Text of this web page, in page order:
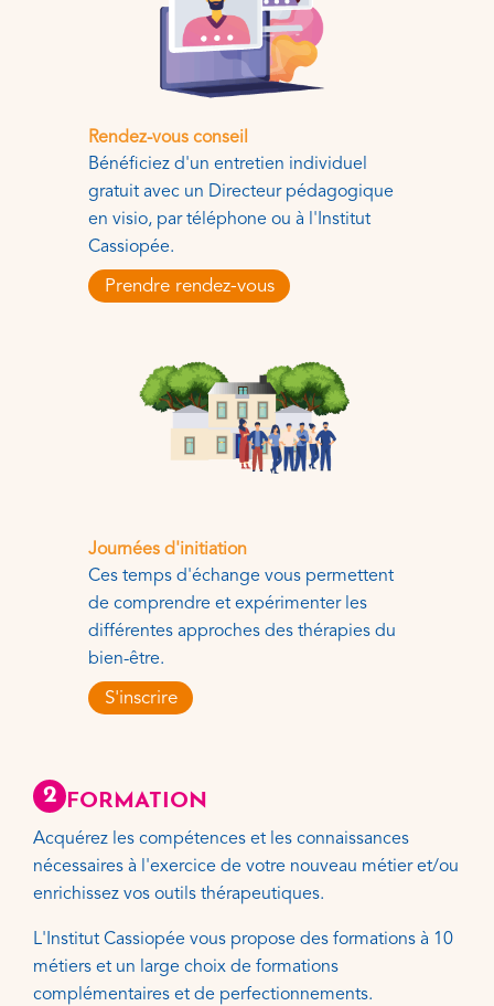
Rendez-vous conseil
Bénéficiez d'un entretien individuel
gratuit avec un Directeur pédagogique
en visio, par téléphone ou à l'Institut
Cassiopée.
Prendre rendez-vous
Journées d'initiation
Ces temps d'échange vous permettent
de comprendre et expérimenter les
différentes approches des thérapies du
bien-être.
S'inscrire
2 FORMATION
Acquérez les compétences et les connaissances
nécessaires à l'exercice de votre nouveau métier et/ou
enrichissez vos outils thérapeutiques.
L'Institut Cassiopée vous propose des formations à 10
métiers et un large choix de formations
complémentaires et de perfectionnements.